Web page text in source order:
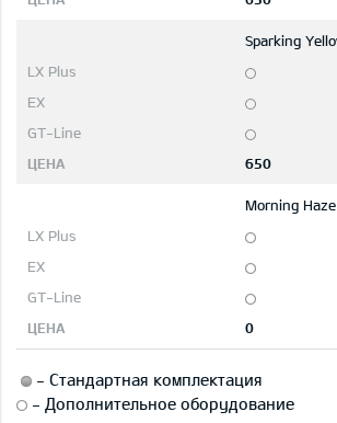
Sparking
650
Morning
0
- Стандартная комплектация
- Дополнительное оборудование